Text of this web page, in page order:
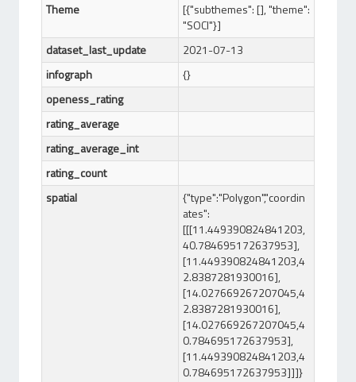
Theme
[{"subthemes": [], "theme":
"SOCI"}]
dataset_last_update
2021-07-13
infograph
{}
openess_rating
rating_average
rating_average_int
rating_count
spatial
{"type":"Polygon","coordin
ates":
[[[11.449390824841203,
40.784695172637953],
[11.449390824841203,4
2.8387281930016],
[14.027669267207045,4
2.8387281930016],
[14.027669267207045,4
0.784695172637953],
[11.449390824841203,4
0.784695172637953]]]}